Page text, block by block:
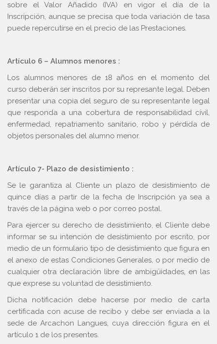
sobre el Valor Añadido (IVA) en vigor el día de la
Inscripción, aunque se precisa que toda variación de tasa
puede repercutirse en el precio de las Prestaciones.
Artículo 6 – Alumnos menores :
Los alumnos menores de 18 años en el momento del
curso deberán ser inscritos por su represante legal. Deben
presentar una copia del seguro de su representante legal
que responda a una cobertura de responsabilidad civil,
enfermedad, repatriamento sanitario, robo y pérdida de
objetos personales del alumno menor.
Artículo 7- Plazo de desistimiento :
Se le garantiza al Cliente un plazo de desistimiento de
quince días a partir de la fecha de Inscripción ya sea a
través de la página web o por correo postal.
Para ejercer su derecho de desistimiento, el Cliente debe
informar se su intención de desistimiento por escrito, por
medio de un formulario tipo de desistimiento que figura en
el anexo de estas Condiciones Generales, o por medio de
cualquier otra declaración libre de ambigüidades, en las
que exprese su voluntad de desistimiento.
Dicha notificación debe hacerse por medio de carta
certificada con acuse de recibo y debe ser enviada a la
sede de Arcachon Langues, cuya dirección figura en el
artículo 1 de los presentes.